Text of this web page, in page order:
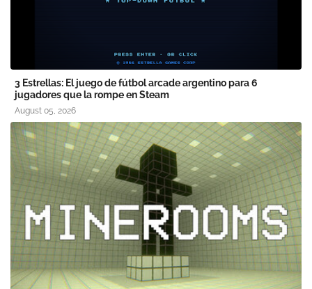
3 Estrellas: El juego de fútbol arcade argentino para 6
jugadores que la rompe en Steam
August 05, 2026